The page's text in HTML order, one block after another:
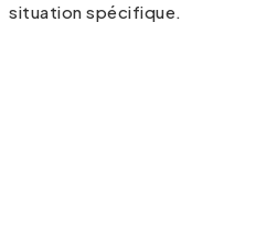
situation spécifique.